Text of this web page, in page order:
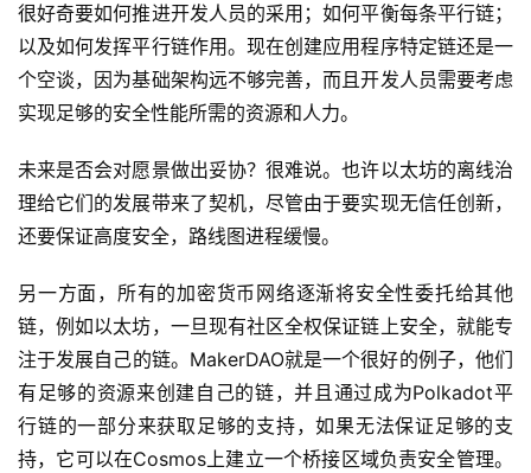
很好奇要如何推进开发人员的采用；如何平衡每条平行链；
以及如何发挥平行链作用。现在创建应用程序特定链还是一
个空谈，因为基础架构远不够完善，而且开发人员需要考虑
实现足够的安全性能所需的资源和人力。
未来是否会对愿景做出妥协？很难说。也许以太坊的离线治
理给它们的发展带来了契机，尽管由于要实现无信任创新，
还要保证高度安全，路线图进程缓慢。
另一方面，所有的加密货币网络逐渐将安全性委托给其他
链，例如以太坊，一旦现有社区全权保证链上安全，就能专
注于发展自己的链。MakerDAO就是一个很好的例子，他们
有足够的资源来创建自己的链，并且通过成为Polkadot平
行链的一部分来获取足够的支持，如果无法保证足够的支
持，它可以在Cosmos上建立一个桥接区域负责安全管理。